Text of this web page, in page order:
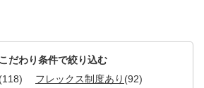
だわり条件で絞り込む
(118) フレックス制度あり (92)